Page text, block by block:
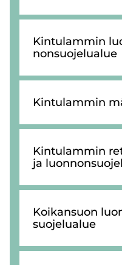
Kin­tu­lam­min
non­suo­je­lua­lue
Kin­tu­lam­min
Kin­tu­lam­min
ja
Koi­kan­suon
suo­je­lua­lue